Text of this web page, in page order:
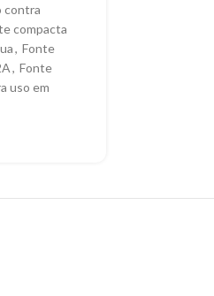
contra
compacta
, Fonte
, Fonte
uso em